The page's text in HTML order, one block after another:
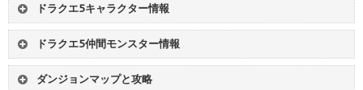
02
妖精の村 - 古代の遺跡
03
青年時代前半開始 - ヘンリー離脱
04
ビスタの港 - ルラフェン南の洞窟
サラボナの町 - 結婚式
ドラクエ5キャラクター情報
1 主人公 2 ビアンカ
3
フローラ
5 男の子 6 女の子
7
ヘンリー
ドラクエ5仲間モンスター情報
仲間
仲間モンスターリスト
仲間
装備品グループ
ダンジョンマップと攻略